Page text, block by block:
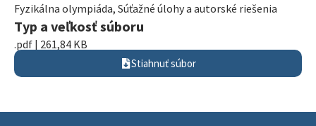
Fyzikálna olympiáda, Súťažné úlohy a autorské riešenia
Typ a veľkosť súboru
.pdf | 261,84 KB
Stiahnuť súbor